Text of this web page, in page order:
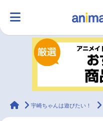
ランキング
ラジオ
animateTimes
宇崎ちゃんは遊びたい！